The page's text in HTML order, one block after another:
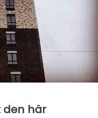
den här